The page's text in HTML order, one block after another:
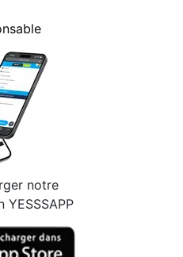
notre